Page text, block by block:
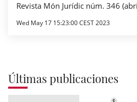
Revista Món Jurídic núm. 346
Wed May 17 15:23:00 CEST 2023
Últimas publicaciones